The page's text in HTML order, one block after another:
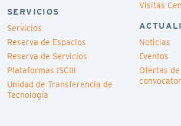
SERVICIOS
Servicios
Reserva de Espacios
Reserva de Servicios
Plataformas ISCIII
Unidad de Transferencia de
Tecnología
Visitas
Noticias
Eventos
Ofertas